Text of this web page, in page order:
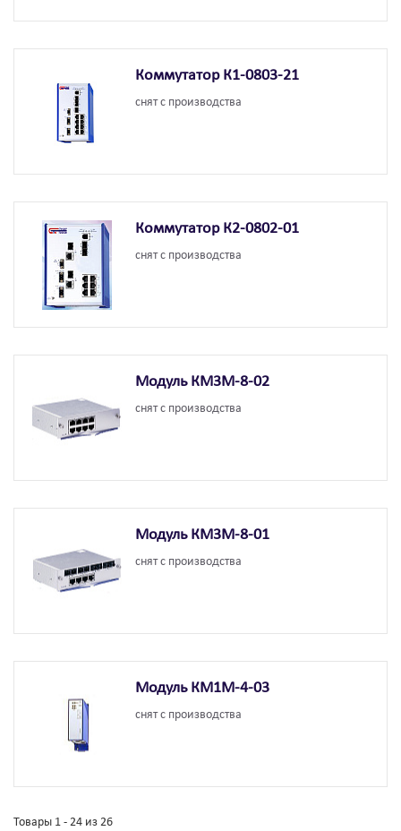
Коммутатор К1-0803-21
снят с производства
Коммутатор К2-0802-01
снят с производства
Модуль КМ3М-8-02
снят с производства
Модуль КМ3М-8-01
снят с производства
Модуль КМ1М-4-03
снят с производства
Товары 1 - 24 из 26